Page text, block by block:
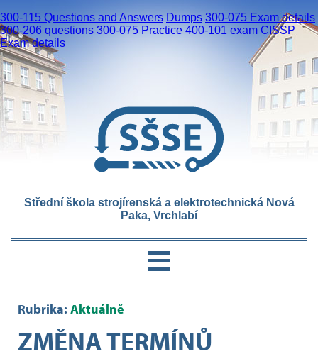
300-115 Questions and Answers Dumps 300-075 Exam details
300-206 questions 300-075 Practice 400-101 exam CISSP
Exam details
Střední škola strojírenská a elektrotechnická Nová
Paka, Vrchlabí
Rubrika: Aktuálně
ZMĚNA TERMÍNŮ